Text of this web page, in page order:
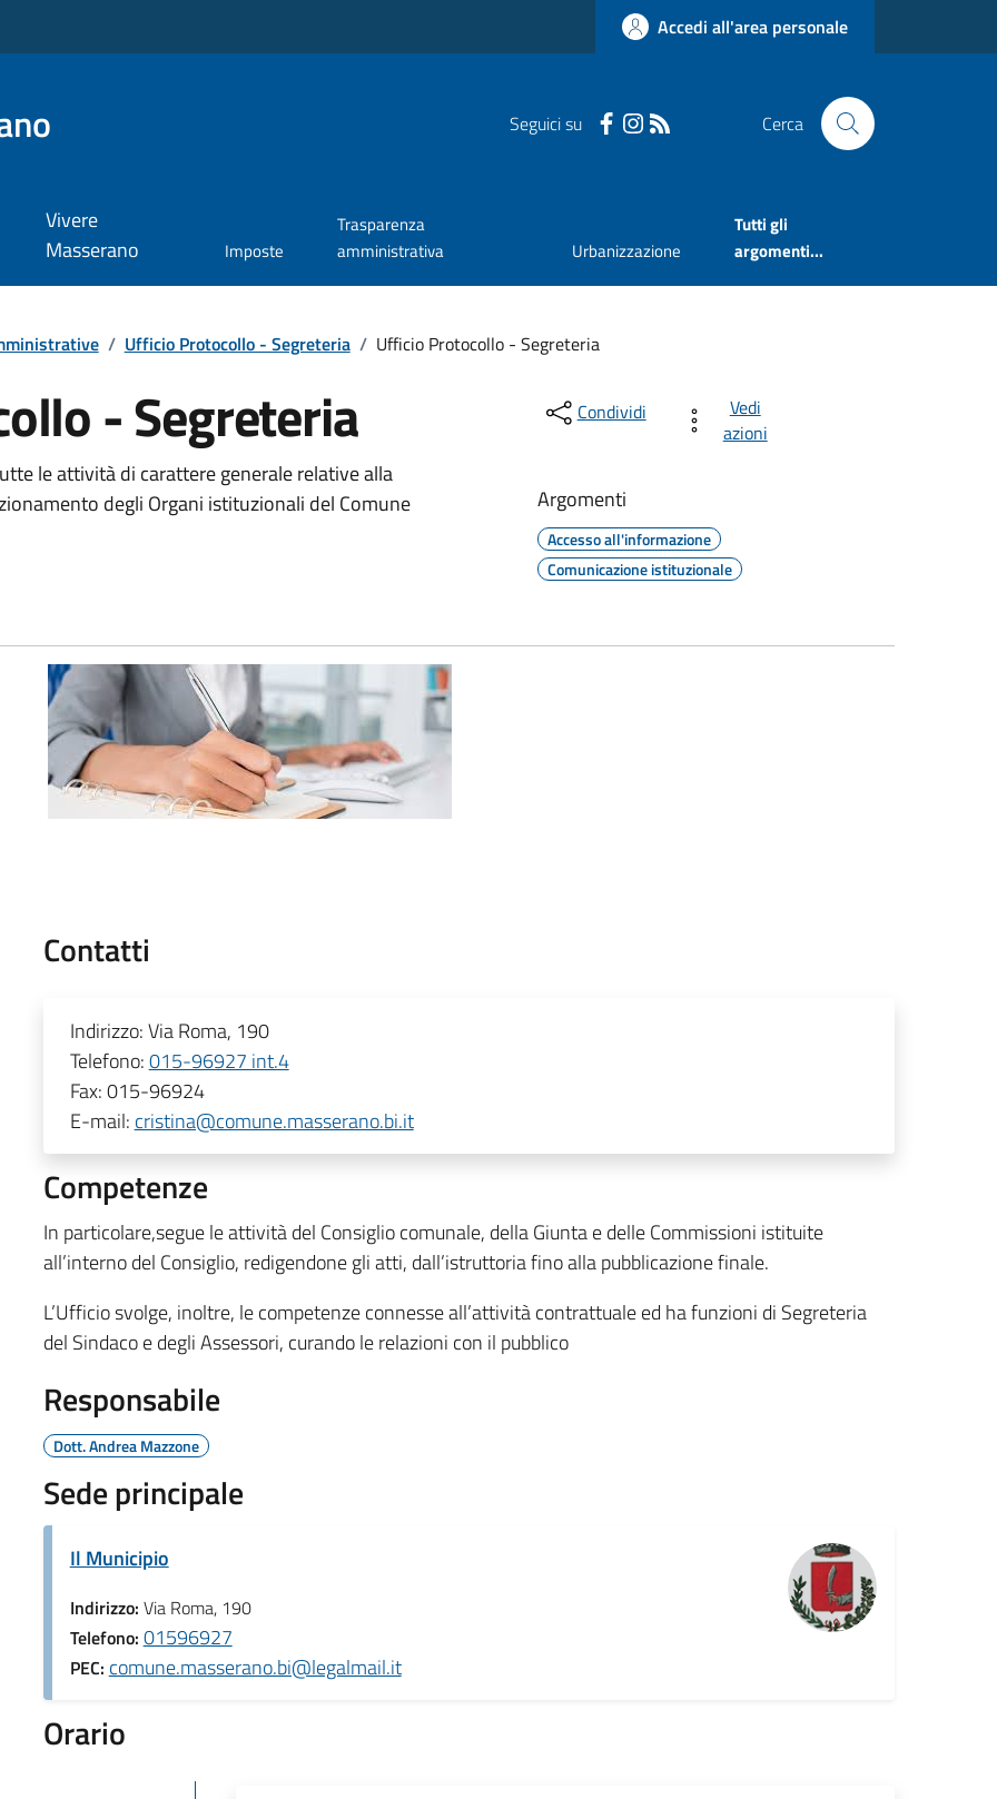
Accedi all'area personale
Seguici su Cerca
Vivere
Masserano
Imposte
Trasparenza
amministrativa
Urbanizzazione
Tutti gli
argomenti...
/ Ufficio Protocollo - Segreteria / Ufficio Protocollo - Segreteria
- Segreteria
le attività di carattere generale relative alla
degli Organi istituzionali del Comune
Condividi
Vedi
azioni
Argomenti
Accesso all'informazione
Comunicazione istituzionale
Contatti
Indirizzo:Via Roma, 190
Telefono:015-96927 int.4
Fax:015-96924
E-mail: cristina@comune.masserano.bi.it
Competenze
In particolare,segue le attività del Consiglio comunale, della Giunta e delle Commissioni istituite
all’interno del Consiglio, redigendone gli atti, dall’istruttoria fino alla pubblicazione finale.
L’Ufficio svolge, inoltre, le competenze connesse all’attività contrattuale ed ha funzioni di Segreteria
del Sindaco e degli Assessori, curando le relazioni con il pubblico
Responsabile
Dott. Andrea Mazzone
Sede principale
Il Municipio
Indirizzo: Via Roma, 190
Telefono: 01596927
PEC: comune.masserano.bi@legalmail.it
Orario